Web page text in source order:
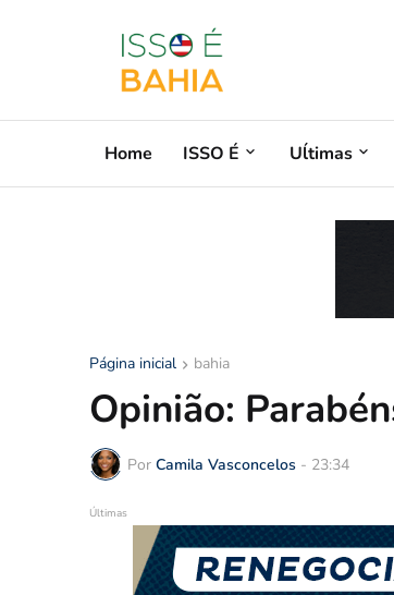
Home ISSO É Uĺtimas
Página inicial bahia
Opinião:
Por Camila Vasconcelos - 23:34
Últimas